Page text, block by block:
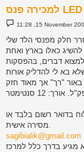
P
o
t
11:28 ,15 November
כאלו בארץ ואחת
דברים, בהפסקות
משלוח). משלוח בדואר רשום בלבד או
מסירה אישית.
sagibialik@gmail.com